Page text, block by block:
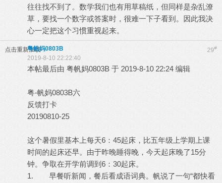
往往找不到了。数学我们也有用草稿纸，但同样是杂乱潦
草，要找一个数字或答案时，很难一下子看到。因此我决
心一定把这个习惯重视起来。
点击重新加载 29#
粤帆妈0803B
2019-8-10 22:22:40
本帖最后由 粤帆妈0803B 于 2019-8-10 22:24 编辑
粤-帆妈0803B六
反馈打卡
20190810-25
这个暑假里基本上每天6：45起床，比五年级上学期上课
时间的起床还早。由于昨晚睡得晚，今天起床晚了15分
钟。争取在开学前调到6：30起床。
1. 早餐听新闻，餐后看成语词典。帆说了一句“都快看